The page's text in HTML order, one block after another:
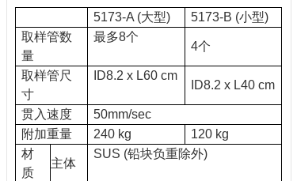
5173-A (大型)
5173-B (小型)
取样管数
量
最多8个
4个
取样管尺
寸
ID8.2 x L60 cm
ID8.2 x L40 cm
贯入速度
50mm/sec
附加重量
240 kg
120 kg
材
质
主体
SUS (铅块负重除外)